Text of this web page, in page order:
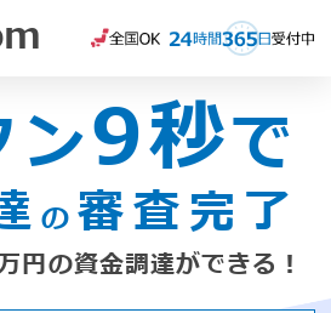
9秒で
の審査完了
円の資金調達ができる！